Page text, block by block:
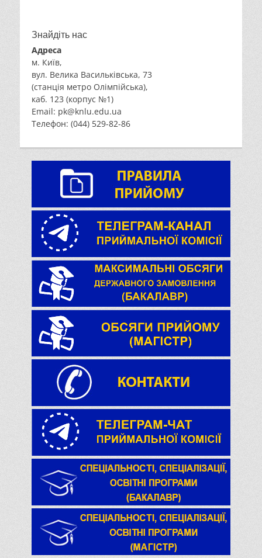
Знайдіть нас
Адреса
м. Київ,
вул. Велика Васильківська, 73
(станція метро Олімпійська),
каб. 123 (корпус №1)
Email: pk@knlu.edu.ua
Телефон: (044) 529-82-86